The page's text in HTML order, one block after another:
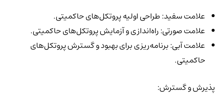
علامت سفید: طراحی اولیه پروتکل‌های حاکمیتی.
علامت صورتی: راه‌اندازی و آزمایش پروتکل‌های حاکمیتی.
علامت آبی: برنامه‌ریزی برای بهبود و گسترش پروتکل‌های
حاکمیتی.
پذیرش و گسترش: